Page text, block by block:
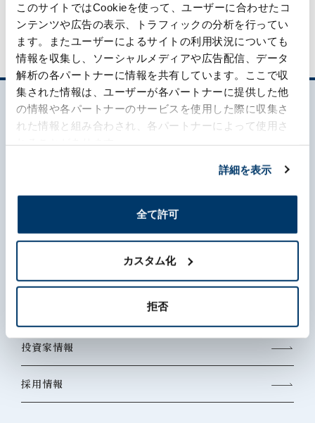
このサイトではCookieを使って、ユーザーに合わせたコ
ンテンツや広告の表示、トラフィックの分析を行ってい
ます。またユーザーによるサイトの利用状況についても
情報を収集し、ソーシャルメディアや広告配信、データ
解析の各パートナーに情報を共有しています。ここで収
集された情報は、ユーザーが各パートナーに提供した他
の情報や各パートナーのサービスを使用した際に収集さ
れた情報と組み合わされ、各パートナーによって使用さ
詳細を表示
全て許可
カスタム化
拒否
森六って何？
企業情報
投資家情報
採用情報